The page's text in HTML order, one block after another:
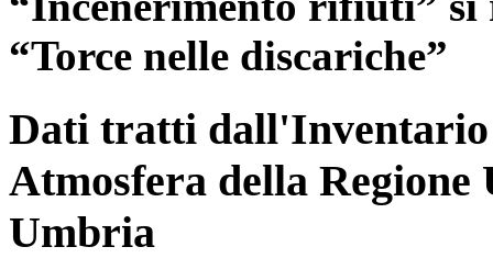
“Torce nelle discariche”
Dati tratti dall'Inventario
Atmosfera della
Umbria